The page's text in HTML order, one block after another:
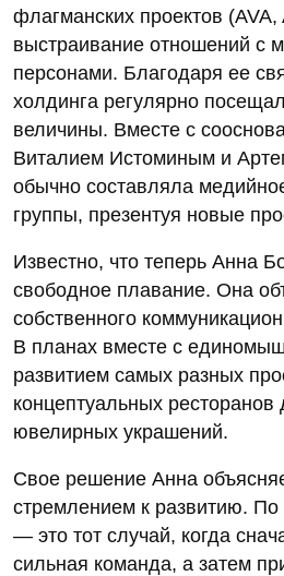
флагманских проектов
выстраивание отношений с
персонами. Благодаря ее
холдинга регулярно
величины. Вместе с
Виталием Истоминым и
обычно составляла
группы, презентуя новые
Известно, что теперь Анна
свободное плавание. Она
собственного
В планах вместе с
развитием самых разных
концептуальных ресторанов
ювелирных украшений.
Свое решение Анна
стремлением к развитию.
— это тот случай, когда
сильная команда, а затем